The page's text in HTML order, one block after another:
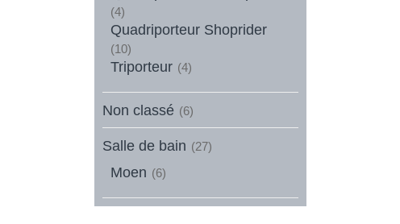
(4)
Quadriporteur Shoprider
(10)
Triporteur (4)
Non classé (6)
Salle de bain (27)
Moen (6)